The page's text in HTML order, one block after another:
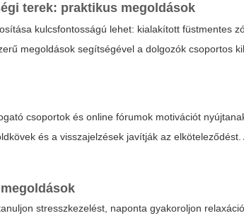
terek: praktikus megoldások
kulcsfontosságú lehet: kialakított füstmentes
megoldások segítségével a dolgozók csoportos
csoportok és online fórumok motivációt
és a visszajelzések javítják az
stresszkezelést, naponta gyakoroljon